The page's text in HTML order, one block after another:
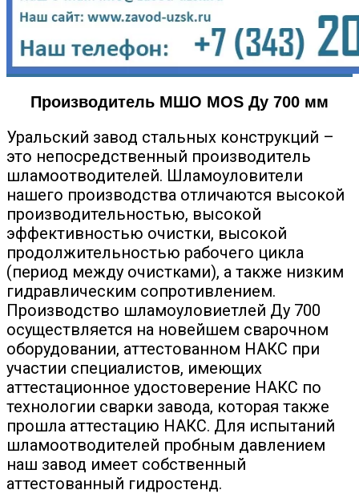
Производитель МШО MOS Ду 700 мм
Уральский завод стальных конструкций –
это непосредственный производитель
шламоотводителей. Шламоуловители
нашего производства отличаются высокой
производительностью, высокой
эффективностью очистки, высокой
продолжительностью рабочего цикла
(период между очистками), а также низким
гидравлическим сопротивлением.
Производство шламоуловиетлей Ду 700
осуществляется на новейшем сварочном
оборудовании, аттестованном НАКС при
участии специалистов, имеющих
аттестационное удостоверение НАКС по
технологии сварки завода, которая также
прошла аттестацию НАКС. Для испытаний
шламоотводителей пробным давлением
наш завод имеет собственный
аттестованный гидростенд.